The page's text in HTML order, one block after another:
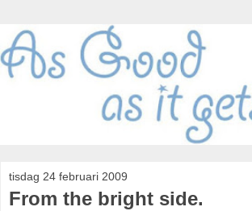
tisdag 24 februari 2009
From the bright side.